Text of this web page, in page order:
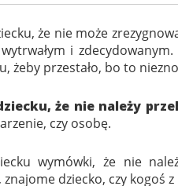
że nie może
i
żeby przestało, bo to
że nie należy
czy osobę.
wymówki, że nie
znajome dziecko, czy kogoś